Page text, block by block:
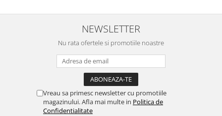
NEWSLETTER
Nu rata ofertele si promotiile noastre
Vreau sa primesc newsletter cu promotiile
magazinului. Afla mai multe in Politica de
Confidentialitate